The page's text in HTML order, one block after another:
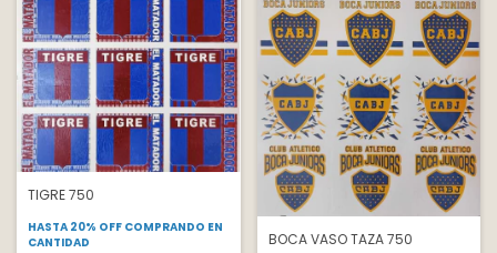
TIGRE 750
HASTA 20% OFF COMPRANDO EN
CANTIDAD
BOCA VASO TAZA 750